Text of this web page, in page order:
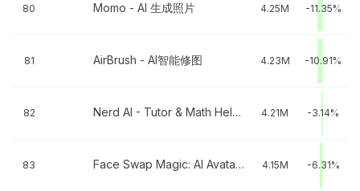
80 Momo - AI 生成照片 4.25M -11.35%
81 AirBrush - AI智能修图 4.23M -10.91%
82 Nerd AI - Tutor & Math Helper 4.21M -3.14%
83 Face Swap Magic: AI Avatars 4.15M -6.31%